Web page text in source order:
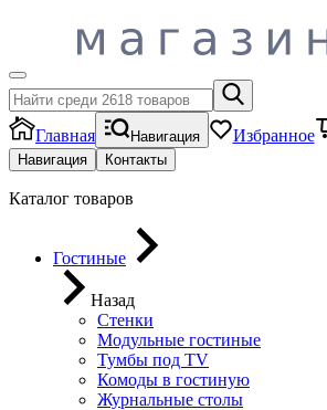
Главная Навигация Избранное
Навигация Контакты
Каталог товаров
Гостиные
Назад
Стенки
Модульные гостиные
Тумбы под ТV
Комоды в гостиную
Журнальные столы